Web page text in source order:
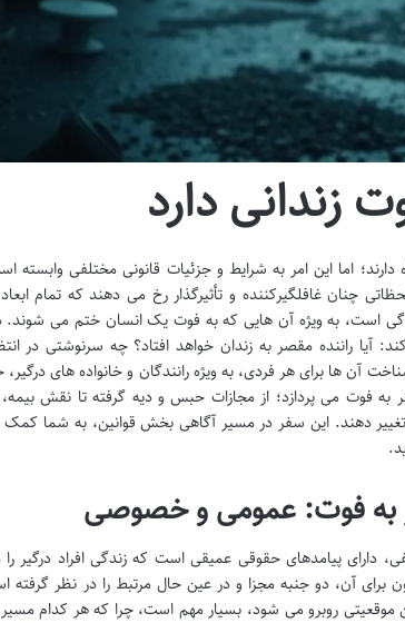
زندانی دارد
دارند؛ اما این امر به شرایط و جزئیات قانونی مختلفی وابسته
چنان غافلگیرکننده و تأثیرگذار رخ می دهند که تمام
است، به ویژه آن هایی که به فوت یک انسان ختم می
راننده مقصر به زندان خواهد افتاد؟ چه سرنوشتی در
آن ها برای هر فردی، به ویژه رانندگان و خانواده های
فوت می پردازد؛ از مجازات حبس و دیه گرفته تا نقش بیمه،
دهند. این سفر در مسیر آگاهی بخش قوانین، به شما کمک
به فوت: عمومی و خصوصی
دارای پیامدهای حقوقی عمیقی است که زندگی افراد درگیر
برای آن، دو جنبه مجزا و در عین حال مرتبط را در نظر
روبرو می شود، بسیار مهم است، چرا که هر کدام